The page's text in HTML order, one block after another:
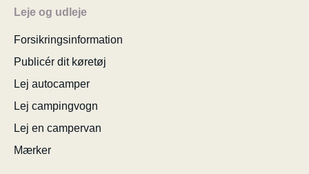
Leje og udleje
Forsikringsinformation
Publicér dit køretøj
Lej autocamper
Lej campingvogn
Lej en campervan
Mærker